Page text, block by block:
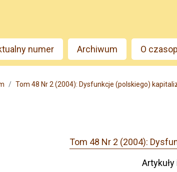
numer Archiwum O
Tom 48 Nr 2 (2004): Dysfunkcje (polskiego)
Tom 48 Nr 2 (2004):